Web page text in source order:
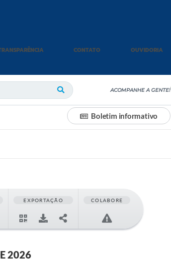
CONTATO OUVIDORIA
ACOMPANHE A GENTE!
Boletim informativo
EXPORTAÇÃO COLABORE
2026